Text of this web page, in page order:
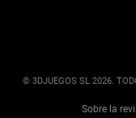
© 3DJUEGOS SL 2026.
Sobre la